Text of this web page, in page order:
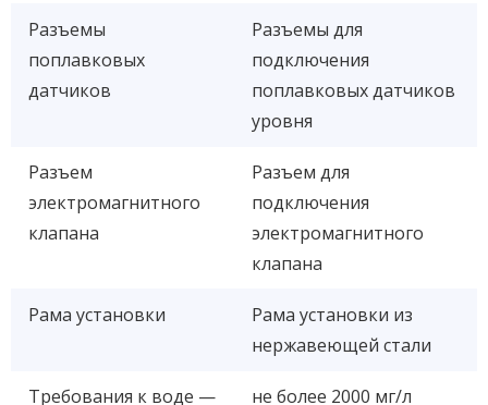
Разъемы
поплавковых
датчиков
Разъемы для
подключения
поплавковых датчиков
уровня
Разъем
электромагнитного
клапана
Разъем для
подключения
электромагнитного
клапана
Рама установки
Рама установки из
нержавеющей стали
Требования к воде —
не более 2000 мг/л